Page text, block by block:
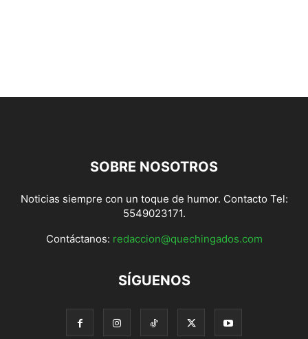
SOBRE NOSOTROS
Noticias siempre con un toque de humor. Contacto Tel:
5549023171.
Contáctanos: redaccion@quechingados.com
SÍGUENOS